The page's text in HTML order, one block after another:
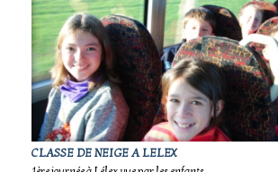
CLASSE DE NEIGE A LELEX